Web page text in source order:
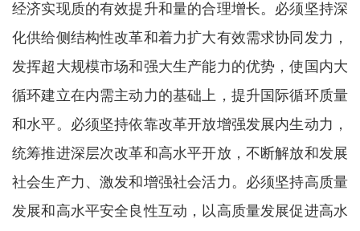
经济实现质的有效提升和量的合理增长。必须坚持深
化供给侧结构性改革和着力扩大有效需求协同发力，
发挥超大规模市场和强大生产能力的优势，使国内大
循环建立在内需主动力的基础上，提升国际循环质量
和水平。必须坚持依靠改革开放增强发展内生动力，
统筹推进深层次改革和高水平开放，不断解放和发展
社会生产力、激发和增强社会活力。必须坚持高质量
发展和高水平安全良性互动，以高质量发展促进高水